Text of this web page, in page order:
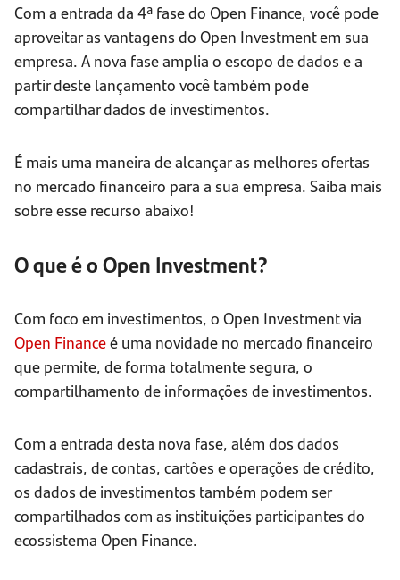
Com a entrada da 4ª fase do Open Finance, você pode
aproveitar as vantagens do Open Investment em sua
empresa. A nova fase amplia o escopo de dados e a
partir deste lançamento você também pode
compartilhar dados de investimentos.
É mais uma maneira de alcançar as melhores ofertas
no mercado financeiro para a sua empresa. Saiba mais
sobre esse recurso abaixo!
O que é o Open Investment?
Com foco em investimentos, o Open Investment via
Open Financeé uma novidade no mercado financeiro
que permite, de forma totalmente segura, o
compartilhamento de informações de investimentos.
Com a entrada desta nova fase, além dos dados
cadastrais, de contas, cartões e operações de crédito,
os dados de investimentos também podem ser
compartilhados com as instituições participantes do
ecossistema Open Finance.